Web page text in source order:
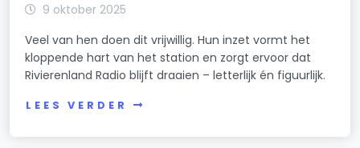
9 oktober 2025
Veel van hen doen dit vrijwillig. Hun inzet vormt het
kloppende hart van het station en zorgt ervoor dat
Rivierenland Radio blijft draaien – letterlijk én figuurlijk.
LEES VERDER